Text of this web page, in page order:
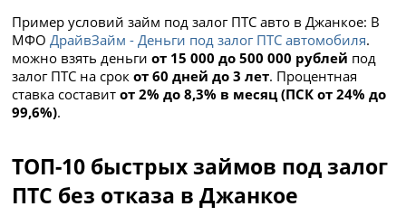
Пример условий займ под залог ПТС авто в Джанкое: В
МФОДрайвЗайм - Деньги под залог ПТС автомобиля.
можно взять деньгиот 15 000 до 500 000 рублей под
залог ПТС на срокот 60 дней до 3 лет. Процентная
ставка составитот 2% до 8,3% в месяц (ПСК от 24% до
99,6%).
ТОП-10 быстрых займов под залог
ПТС без отказа в Джанкое